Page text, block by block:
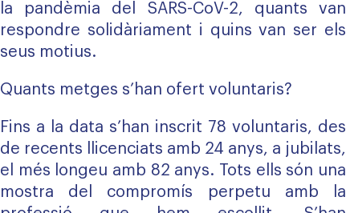
la pandèmia del SARS-CoV-2, quants van
respondre solidàriament i quins van ser els
seus motius.
Quants metges s’han ofert voluntaris?
Fins a la data s’han inscrit 78 voluntaris, des
de recents llicenciats amb 24 anys, a jubilats,
el més longeu amb 82 anys. Tots ells són una
mostra del compromís perpetu amb la